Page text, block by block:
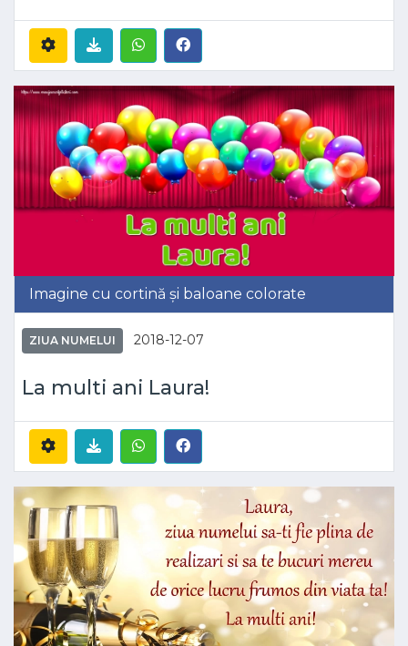
Imagine cu cortină și baloane colorate
ZIUA NUMELUI 2018-12-07
La multi ani Laura!